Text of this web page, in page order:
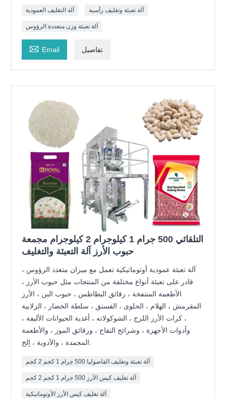
آلة التغليف العمودية آلة تعبئة وتغليف رأسية
آلة تعبئة وزن متعددة الرؤوس
 Email تفاصيل
التلقائي 500 جرام 1 كيلوجرام 2 كيلوجرام مجمعة
حبوب الأرز آلة التعبئة والتغليف
آلة تعبئة عمودية أوتوماتيكية تعمل مع ميزان متعدد الرؤوس ،
قادر على تعبئة أنواع مختلفة من المنتجات مثل حبوب الأرز ،
الأطعمة المنتفخة ، رقائق البطاطس ، حبوب البن ، الأرز
المقرمش ، الهلام ، الحلوى ، الفستق ، سلطة الخضار ، الزلابية
، كرات الأرز اللزج ، الشوكولاته ، أغذية الحيوانات الأليفة ،
وأدوات الأجهزة ، وشرائح التفاح ، ورقائق الموز ، والأطعمة
آلة تعبئة وتغليف الفاصوليا 500 جرام 1 كجم 2 كجم
آلة تغليف كيس الأرز 500 جرام 1 كجم 2 كجم
آلة تغليف كيس الأرز الأوتوماتيكية